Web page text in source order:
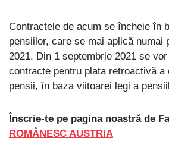
Contractele de acum se încheie în
pensiilor, care se mai aplică numai
2021. Din 1 septembrie 2021 se
contracte pentru plata retroactivă a
pensii, în baza viitoarei legi a
Înscrie-te pe pagina noastră de
ROMÂNESC AUSTRIA